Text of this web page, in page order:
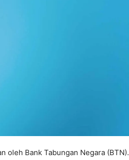
oleh Bank Tabungan Negara (BTN).